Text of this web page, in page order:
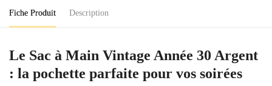
30
Fiche Produit Description
Le Sac à Main Vintage Année 30 Argent
: la pochette parfaite pour vos soirées